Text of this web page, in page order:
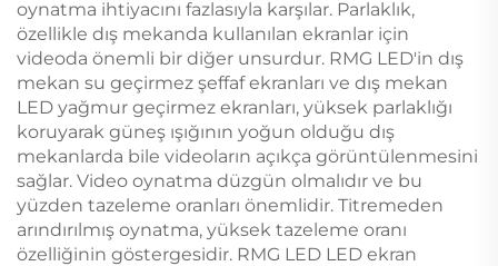
oynatma ihtiyacını fazlasıyla karşılar. Parlaklık,
özellikle dış mekanda kullanılan ekranlar için
videoda önemli bir diğer unsurdur. RMG LED'in dış
mekan su geçirmez şeffaf ekranları ve dış mekan
LED yağmur geçirmez ekranları, yüksek parlaklığı
koruyarak güneş ışığının yoğun olduğu dış
mekanlarda bile videoların açıkça görüntülenmesini
sağlar. Video oynatma düzgün olmalıdır ve bu
yüzden tazeleme oranları önemlidir. Titremeden
arındırılmış oynatma, yüksek tazeleme oranı
özelliğinin göstergesidir. RMG LED LED ekran